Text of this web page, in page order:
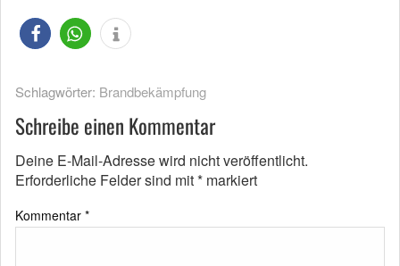
Schlagwörter: Brandbekämpfung
Schreibe einen Kommentar
Deine E-Mail-Adresse wird nicht veröffentlicht.
Erforderliche Felder sind mit* markiert
Kommentar *